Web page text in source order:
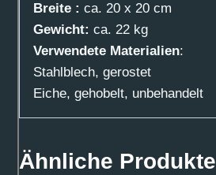
Breite : ca. 20 x 20 cm
Gewicht: ca. 22 kg
Verwendete Materialien:
Stahlblech, gerostet
Eiche, gehobelt, unbehandelt
Ähnliche Produkte